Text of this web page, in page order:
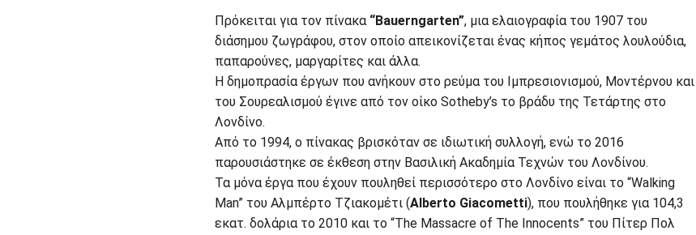
Πρόκειται για τον πίνακα “Bauerngarten”, μια ελαιογραφία του 1907 του
διάσημου ζωγράφου, στον οποίο απεικονίζεται ένας κήπος γεμάτος λουλούδια,
παπαρούνες, μαργαρίτες και άλλα.
Η δημοπρασία έργων που ανήκουν στο ρεύμα του Ιμπρεσιονισμού, Μοντέρνου και
του Σουρεαλισμού έγινε από τον οίκο Sotheby’s το βράδυ της Τετάρτης στο
Λονδίνο.
Από το 1994, ο πίνακας βρισκόταν σε ιδιωτική συλλογή, ενώ το 2016
παρουσιάστηκε σε έκθεση στην Βασιλική Ακαδημία Τεχνών του Λονδίνου.
Τα μόνα έργα που έχουν πουληθεί περισσότερο στο Λονδίνο είναι το “Walking
Man” του Αλμπέρτο Τζιακομέτι (Alberto Giacometti), που πουλήθηκε για 104,3
εκατ. δολάρια το 2010 και το “The Massacre of The Innocents” του Πίτερ Πολ